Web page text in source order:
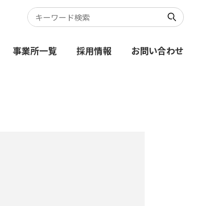
事業所一覧 採用情報 お問い合わせ